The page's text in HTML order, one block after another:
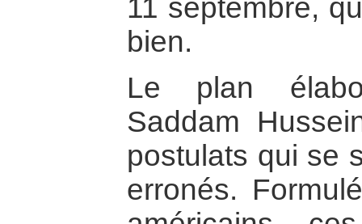
11 septembre,
bien.
Le plan
Saddam
postulats qui se
erronés.